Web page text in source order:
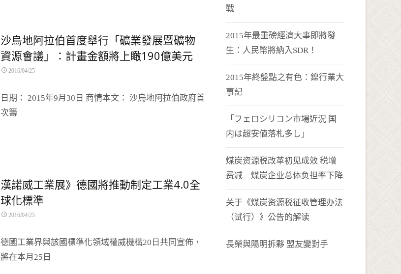
沙烏地阿拉伯首度舉行「礦業發展暨礦物
資源會議」：計畫金額將上瞰190億美元
2016/04/25
日期： 2015年9月30日 商情本文： 沙烏地阿拉伯政府首
次籌
漢諾威工業展》德國將推動制定工業4.0全
球化標準
2016/04/25
德國工業界與該國標準化領域權威機構20日共同宣佈，
將在本月25日
戰
2015年最重磅經濟大事即將發
生：人民幣將納入SDR！
2015年終盤點之有色：鎳行業大
事記
「フェロシリコン市場近況 国
内は超安値落札多し」
煤炭资源税改革初见成效 税增
费减 煤炭企业总体负担率下降
关于《煤炭资源税征收管理办法
（试行）》公告的解读
長榮與陽明拆夥 盟友變對手